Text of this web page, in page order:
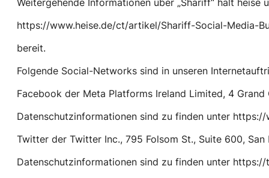
Weitergehende Informationen über „Shariff“ hält heise
https://www.heise.de/ct/artikel/Shariff-Social-Media-
bereit.
Folgende Social-Networks sind in unseren
Facebook der Meta Platforms Ireland Limited, 4 Grand
Datenschutzinformationen sind zu finden unter
Twitter der Twitter Inc., 795 Folsom St., Suite 600, San
Datenschutzinformationen sind zu finden unter